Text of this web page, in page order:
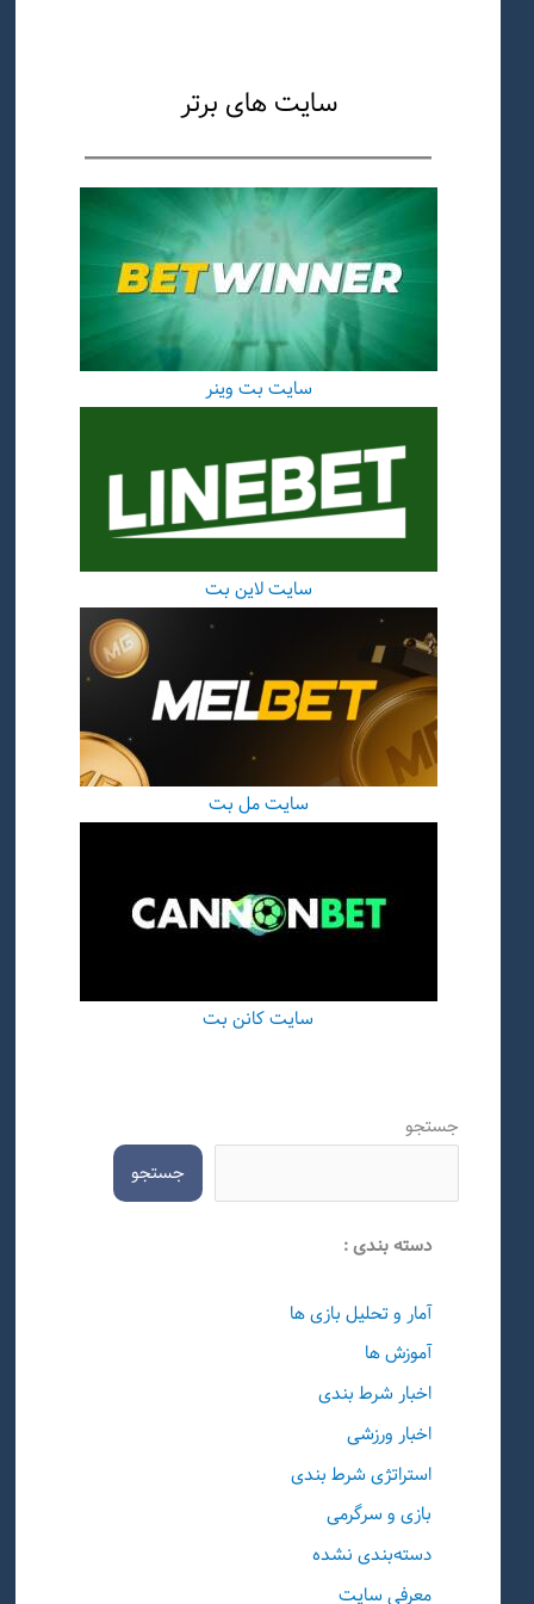
سایت های برتر
سایت بت وینر
سایت لاین بت
سایت مل بت
سایت کانن بت
جستجو
جستجو
دسته بندی :
آمار و تحلیل بازی ها
آموزش ها
اخبار شرط بندی
اخبار ورزشی
استراتژی شرط بندی
بازی و سرگرمی
دسته‌بندی نشده
معرفی سایت